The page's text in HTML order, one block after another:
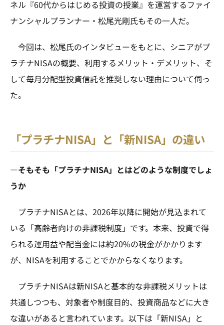
ネル『60代からはじめる投資の授業』を運営するファイ
ナンシャルプランナー・松尾光剛氏もその一人だ。
今回は、松尾氏のインタビューをもとに、シニアがプ
ラチナNISAの概要、利用するメリット・デメリット、そ
して毎月分配型投資信託を推奨しない理由について伺っ
た。
「プラチナNISA」と「新NISA」の違い
—そもそも「プラチナNISA」とはどのような制度でしょ
うか
プラチナNISAとは、2026年以降に開始が見込まれて
いる「高齢者向けの非課税制度」です。本来、投資で得
られる運用益や配当金には約20%の税金がかかります
が、NISAを利用することでかからなくなります。
プラチナNISAは新NISAと基本的な非課税メリットは
共通しつつも、対象者や制度目的、投資商品などに大き
な違いがあると言われています。以下は「新NISA」と